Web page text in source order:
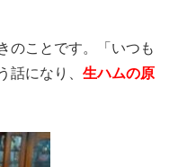
のことです。「いつも
話になり、 生ハムの原